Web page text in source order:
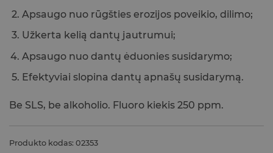
Apsaugo nuo rūgšties erozijos poveikio, dilimo;
Užkerta kelią dantų jautrumui;
Apsaugo nuo dantų ėduonies susidarymo;
Efektyviai slopina dantų apnašų susidarymą.
Be SLS, be alkoholio. Fluoro kiekis 250 ppm.
Produkto kodas: 02353